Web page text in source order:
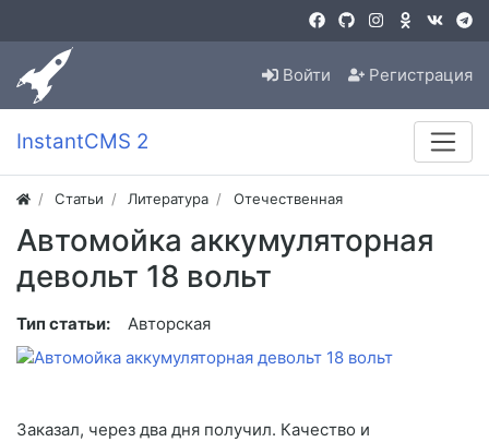
Войти Регистрация
InstantCMS 2
Статьи Литература Отечественная
Автомойка аккумуляторная
девольт 18 вольт
Тип статьи: Авторская
Заказал, через два дня получил. Качество и